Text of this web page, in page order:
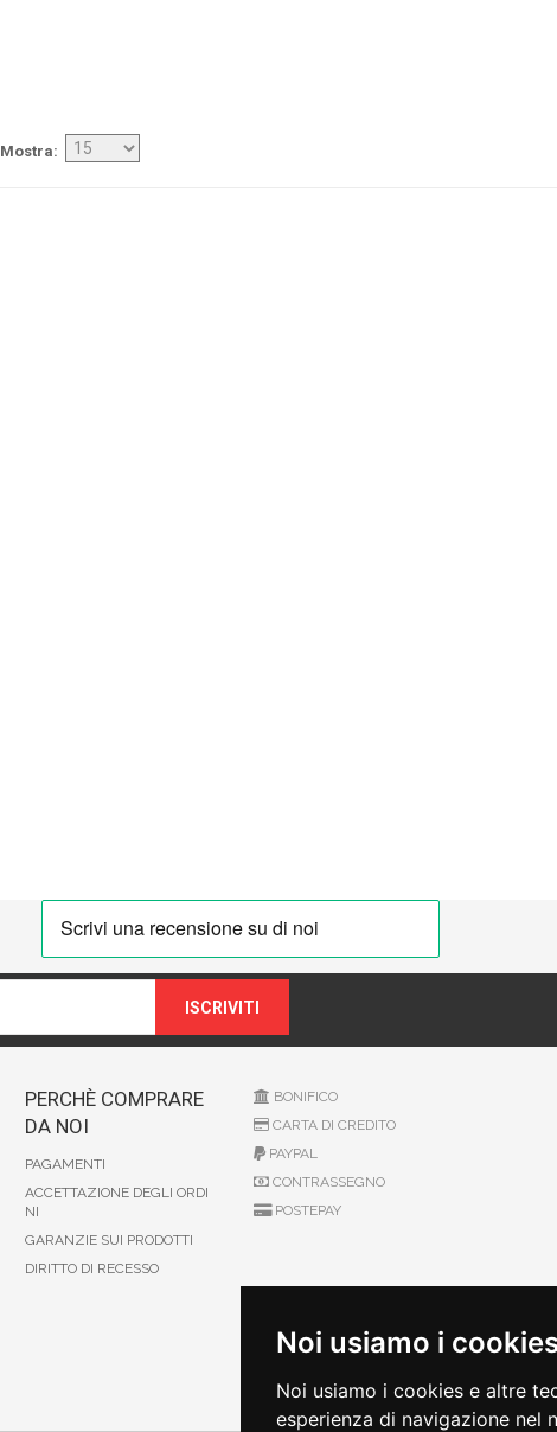
Noi usiamo i
Noi usiamo i cookies e altre
esperienza di navigazione
Mostra
ISCRIVITI
PERCHÈ COMPRARE
DA NOI
PAGAMENTI
ACCETTAZIONE DEGLI ORDI
NI
GARANZIE SUI PRODOTTI
DIRITTO DI RECESSO
BONIFICO
CARTA DI CREDITO
PAYPAL
CONTRASSEGNO
POSTEPAY